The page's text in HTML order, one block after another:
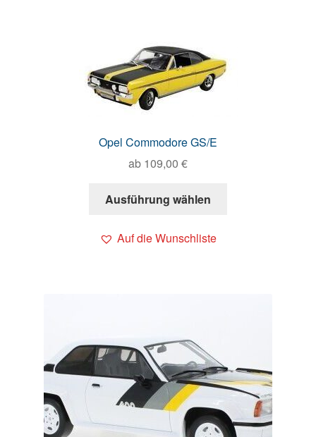
Opel Commodore GS/E
ab 109,00 €
Ausführung wählen
Auf die Wunschliste